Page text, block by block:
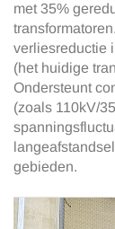
met 35%
verliesreductie
(het huidige
Ondersteunt
(zoals 110kV/
gebieden.